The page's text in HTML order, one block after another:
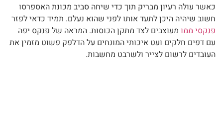
כאשר עולה רעיון מבריק תוך כדי שיחה סביב מכונת האספרסו
חשוב שיהיה היכן לתעד אותו לפני שהוא נעלם. תמיד כדאי לפזר
פנקסי ממו מעוצבים לצד מתקן הכוסות. המראה של פנקס יפה
עם דפים חלקים ועט איכותי המונחים על הדלפק פשוט מזמין את
העובדים לרשום לצייר ולשרבט מחשבות.